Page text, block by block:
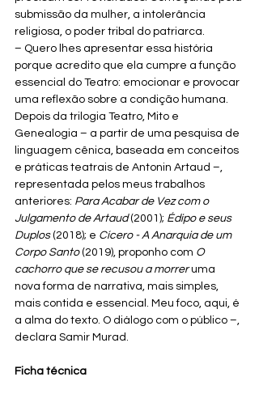
submissão da mulher, a intolerância
religiosa, o poder tribal do patriarca.
– Quero lhes apresentar essa história
porque acredito que ela cumpre a função
essencial do Teatro: emocionar e provocar
uma reflexão sobre a condição humana.
Depois da trilogia Teatro, Mito e
Genealogia – a partir de uma pesquisa de
linguagem cênica, baseada em conceitos
e práticas teatrais de Antonin Artaud –,
representada pelos meus trabalhos
anteriores: Para Acabar de Vez com o
Julgamento de Artaud (2001); Édipo e seus
Duplos (2018); e Cícero - A Anarquia de um
Corpo Santo (2019), proponho com O
cachorro que se recusou a morrer uma
nova forma de narrativa, mais simples,
mais contida e essencial. Meu foco, aqui, é
a alma do texto. O diálogo com o público –,
declara Samir Murad.
Ficha técnica